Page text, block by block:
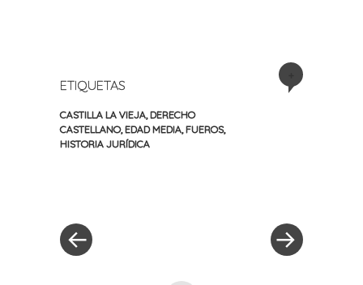
ETIQUETAS
CASTILLA LA VIEJA DERECHO
CASTELLANO, EDAD MEDIA FUEROS,
HISTORIA JURÍDICA
entradas